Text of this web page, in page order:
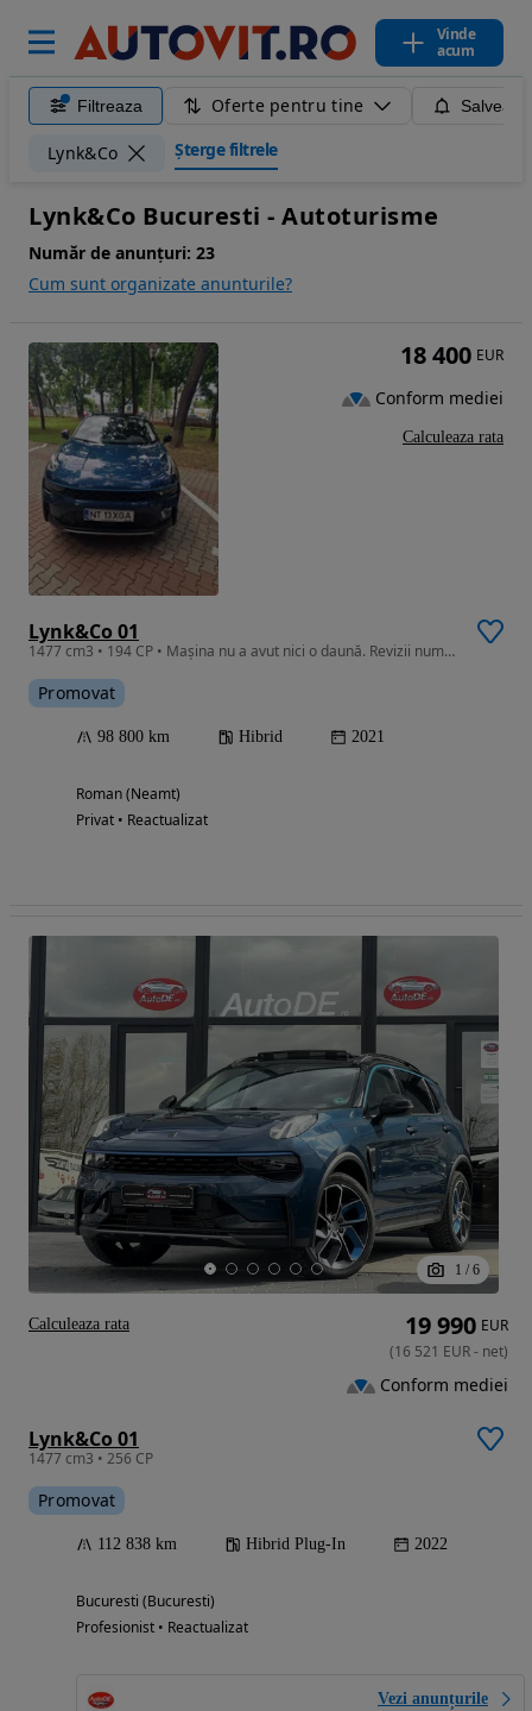
Vinde
acum
Filtreaza Oferte pentru tine
Lynk&Co Șterge filtrele
Lynk&Co Bucuresti - Autoturisme
Număr de anunțuri: 23
Cum sunt organizate anunturile?
Lynk&Co 01
1477 cm3 • 194 CP • Mașina nu a avut nici o daună. Revizii numai în reprezentanta.
Promovat
98 800 km Hibrid 2021
Roman (Neamt)
Privat • Reactualizat
18 400 EUR
Conform mediei
Calculeaza rata
1 / 6
Lynk&Co 01
1477 cm3 • 256 CP
Promovat
112 838 km Hibrid Plug-In 2022
Bucuresti (Bucuresti)
Profesionist • Reactualizat
Vezi anunțurile
19 990 EUR
(16 521 EUR- net)
Conform mediei
Calculeaza rata